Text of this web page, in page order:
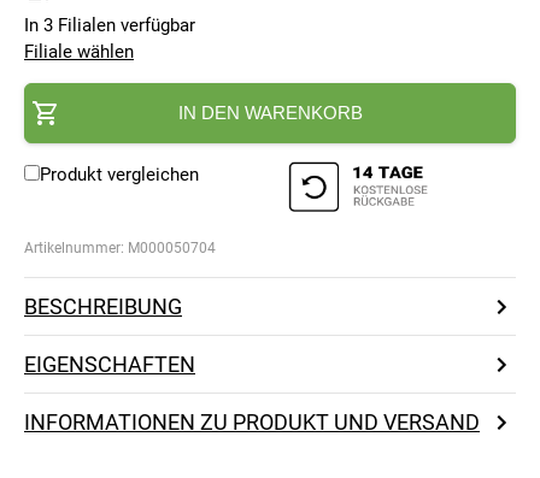
In 3 Filialen verfügbar
Filiale wählen
IN DEN WARENKORB
Produkt vergleichen
Artikelnummer: M000050704
BESCHREIBUNG
EIGENSCHAFTEN
INFORMATIONEN ZU PRODUKT UND VERSAND